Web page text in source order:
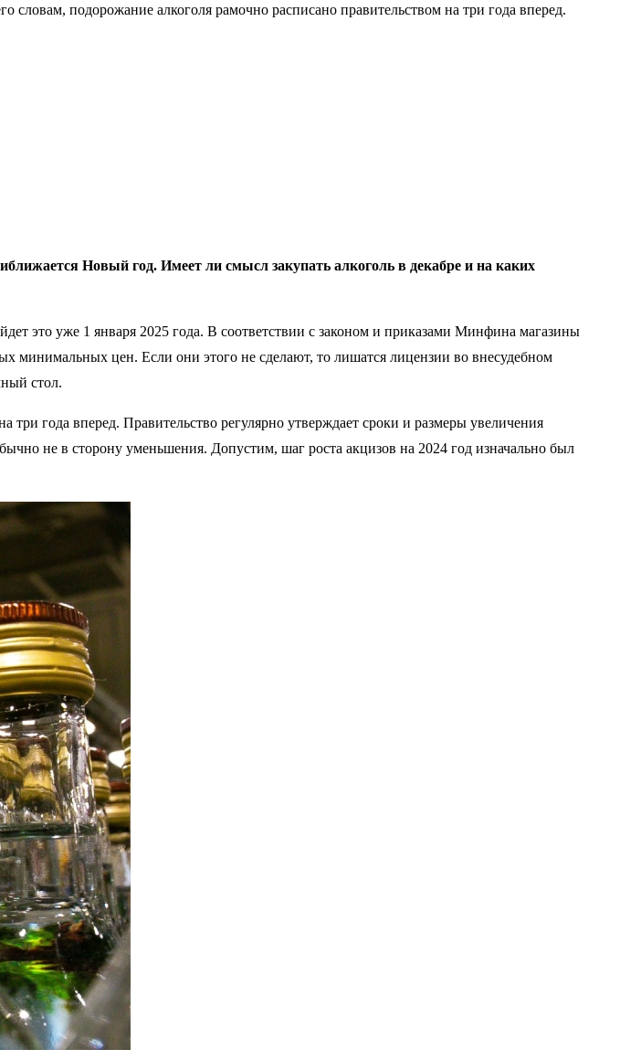
подорожание алкоголя рамочно расписано правительством на три года вперед.
Новый год. Имеет ли смысл закупать алкоголь в декабре и на каких
это уже 1 января 2025 года. В соответствии с законом и приказами Минфина магазины
минимальных цен. Если они этого не сделают, то лишатся лицензии во внесудебном
стол.
года вперед. Правительство регулярно утверждает сроки и размеры увеличения
не в сторону уменьшения. Допустим, шаг роста акцизов на 2024 год изначально был